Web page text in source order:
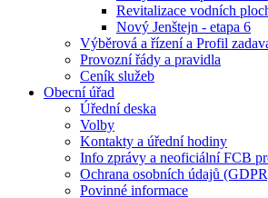
Revitalizace vodních
Nový Jenštejn - etapa 6
Výběrová a řízení a Profil
Provozní řády a pravidla
Ceník služeb
Obecní úřad
Úřední deska
Volby
Kontakty a úřední hodiny
Info zprávy a neoficiální FCB
Ochrana osobních údajů
Povinné informace